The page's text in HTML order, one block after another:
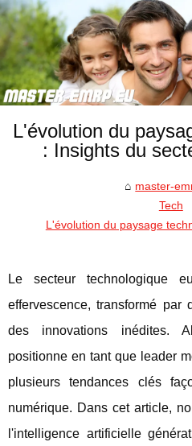
L'évolution du
: Insights du
master-
Tech
L'évolution du paysage
Le secteur technologique
effervescence, transformé par
des innovations inédites.
positionne en tant que leader
plusieurs tendances clés
numérique. Dans cet article,
l'intelligence artificielle